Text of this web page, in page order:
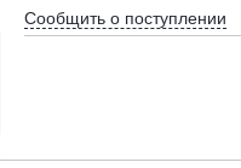
Сообщить о поступлении